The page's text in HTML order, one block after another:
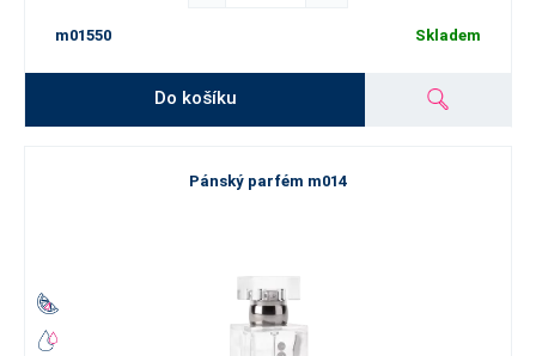
m01550 Skladem
Do košíku
Pánský parfém m014